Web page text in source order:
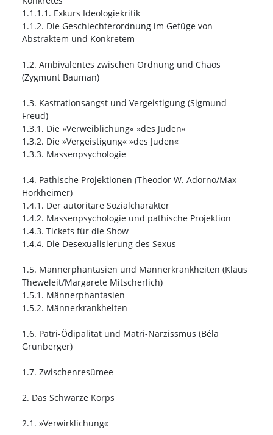
1.1.1.1. Exkurs Ideologiekritik
1.1.2. Die Geschlechterordnung im Gefüge von
Abstraktem und Konkretem
1.2. Ambivalentes zwischen Ordnung und Chaos
(Zygmunt Bauman)
1.3. Kastrationsangst und Vergeistigung (Sigmund
Freud)
1.3.1. Die »Verweiblichung« »des Juden«
1.3.2. Die »Vergeistigung« »des Juden«
1.3.3. Massenpsychologie
1.4. Pathische Projektionen (Theodor W. Adorno/Max
Horkheimer)
1.4.1. Der autoritäre Sozialcharakter
1.4.2. Massenpsychologie und pathische Projektion
1.4.3. Tickets für die Show
1.4.4. Die Desexualisierung des Sexus
1.5. Männerphantasien und Männerkrankheiten (Klaus
Theweleit/Margarete Mitscherlich)
1.5.1. Männerphantasien
1.5.2. Männerkrankheiten
1.6. Patri-Ödipalität und Matri-Narzissmus (Béla
Grunberger)
1.7. Zwischenresümee
2. Das Schwarze Korps
2.1. »Verwirklichung«